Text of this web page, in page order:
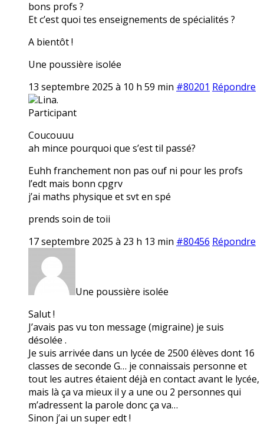
bons profs ?
Et c’est quoi tes enseignements de spécialités ?
A bientôt !
Une poussière isolée
13 septembre 2025 à 10 h 59 min #80201 Répondre
Lina.
Participant
Coucouuu
ah mince pourquoi que s’est til passé?
Euhh franchement non pas ouf ni pour les profs
l’edt mais bonn cpgrv
j’ai maths physique et svt en spé
prends soin de toii
17 septembre 2025 à 23 h 13 min #80456 Répondre
Une poussière isolée
Salut !
J’avais pas vu ton message (migraine) je suis
désolée .
Je suis arrivée dans un lycée de 2500 élèves dont 16
classes de seconde G… je connaissais personne et
tout les autres étaient déjà en contact avant le lycée,
mais là ça va mieux il y a une ou 2 personnes qui
m’adressent la parole donc ça va…
Sinon j’ai un super edt !